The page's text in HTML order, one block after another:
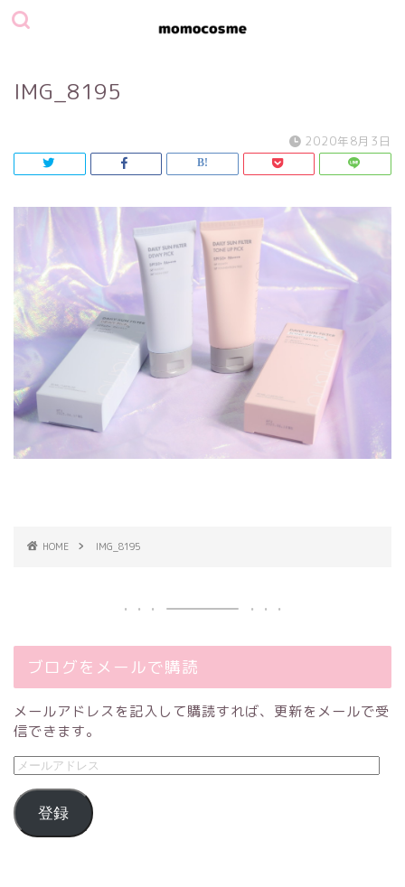
IMG_8195
2020年8月3日
HOME IMG_8195
ブログをメールで購読
メールアドレスを記入して購読すれば、更新をメールで受
信できます。
登録